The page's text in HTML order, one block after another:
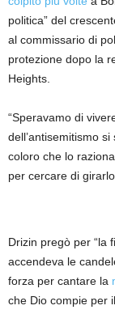
politica” del
al commissario di
protezione dopo la
Heights.
“Speravamo di
dell’antisemitismo
coloro che lo
per cercare di
Drizin pregò per “la
accendeva le
forza per cantare la
che Dio compie per